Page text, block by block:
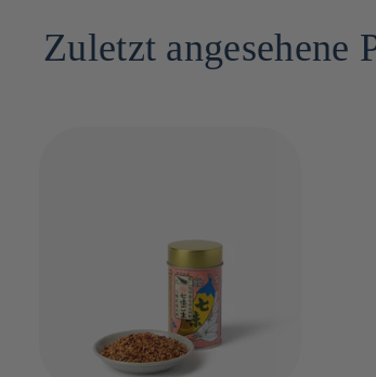
Sel : 6.4g
Zuletzt angesehene